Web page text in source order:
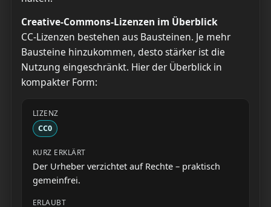
Creative-Commons-Lizenzen im Überblick
CC-Lizenzen bestehen aus Bausteinen. Je mehr
Bausteine hinzukommen, desto stärker ist die
Nutzung eingeschränkt. Hier der Überblick in
kompakter Form:
CC0
Der Urheber verzichtet auf Rechte – praktisch
gemeinfrei.